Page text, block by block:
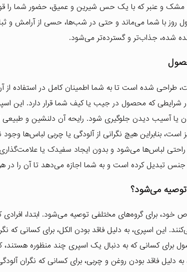
مشک و عنبر که با یک حس شیرین و عمیق، حضور شما را
روز با شما می‌ماند و حتی در شب‌ها، حسی از آرامش و
شده، جذاب‌تر و گسترده‌تر می‌شود.
طراحی شده است تا به شما اطمینان کامل در استفاده از
که محصول در جیب یا کیف شما قرار دارد. این
آسیب دیدن جلوگیری شود. رایحه آن دلنشین و
بنابراین هیچ نگرانی از آلودگی یا چربی لباس‌ها وجود
لباس‌ها می‌شود و بدون ایجاد سفیدک یا
تبدیل کرده است و به شما اجازه می‌دهد تا آن را در هر
می‌شود؟
خود، برای گروه‌های مختلفی توصیه می‌شود. ابتدا،
این اسپری، به دلیل فاقد بودن الکل، برای کسانی
کسانی که به دنبال یک اسپری چند منظوره
دلیل فاقد بودن روغن و چربی، برای کسانی که نگران